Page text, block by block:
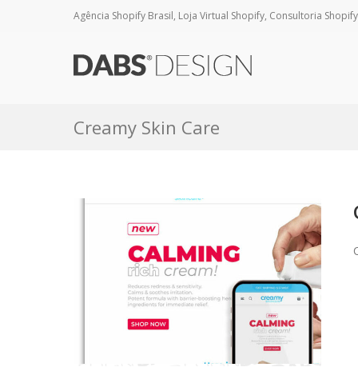
Agência Shopify Brasil, Loja Virtual Shopify, Consultoria
Creamy Skin Care